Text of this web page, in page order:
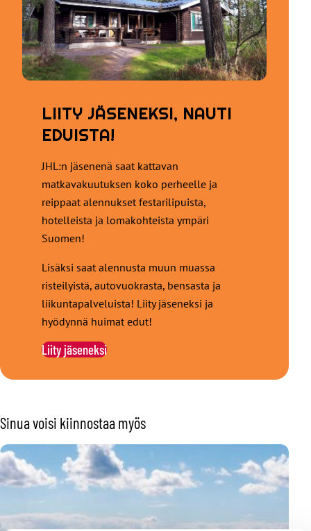
LIITY JÄSENEKSI, NAUTI
EDUISTA!
JHL:n jäsenenä saat kattavan
matkavakuutuksen koko perheelle ja
reippaat alennukset festarilipuista,
hotelleista ja lomakohteista ympäri
Suomen!
Lisäksi saat alennusta muun muassa
risteilyistä, autovuokrasta, bensasta ja
liikuntapalveluista! Liity jäseneksi ja
hyödynnä huimat edut!
Liity jäseneksi
Sinua voisi kiinnostaa myös